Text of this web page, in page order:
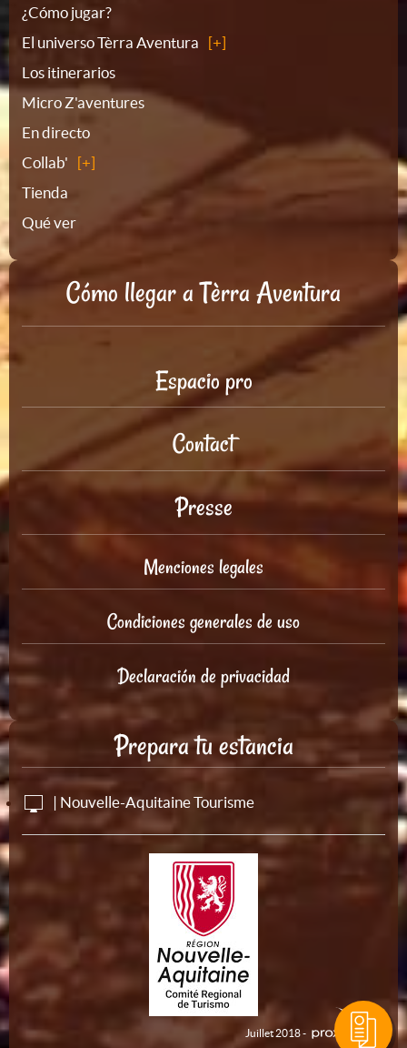
Plano
del
sitio
¿Cómo jugar?
El universo Tèrra Aventura
Los itinerarios
Micro Z'aventures
En directo
Collab'
Tienda
Qué ver
Cómo llegar a Tèrra Aventura
Espacio pro
Contact
Presse
Menciones legales
Condiciones generales de uso
Declaración de privacidad
Prepara tu estancia
| Nouvelle-Aquitaine Tourisme
Juillet 2018 -